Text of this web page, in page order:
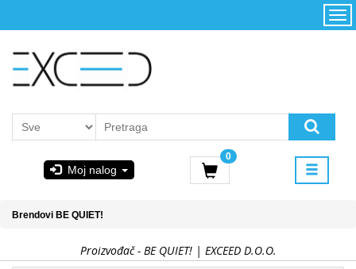
Moj nalog
0
Početna
korišćenja i
PoweredByAsus
Brendovi BE QUIET!
Proizvođač - BE QUIET! | EXCEED D.O.O.